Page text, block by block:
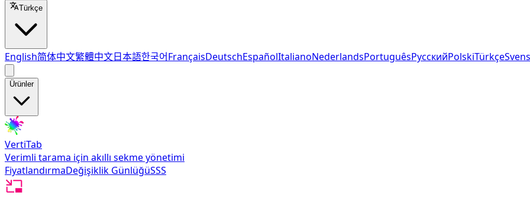
Türkçe
English简体中文繁體中文日本語한국어FrançaisDeutschEspañolItalianoNederlandsPortuguêsРусскийPolskiTürkçe
Ürünler
VertiTab
Verimli tarama için akıllı sekme yönetimi
FiyatlandırmaDeğişiklik GünlüğüSSS